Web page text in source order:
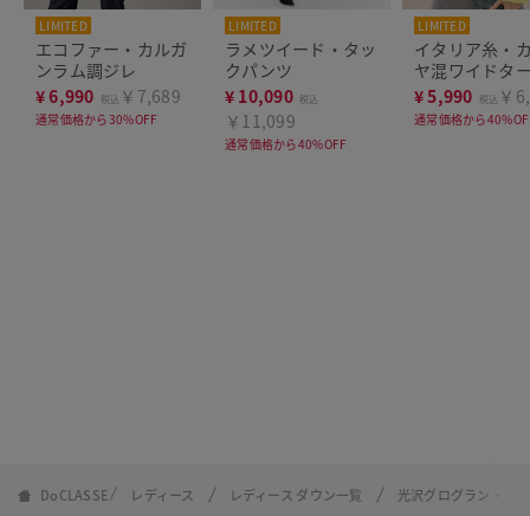
LIMITED
エコファー・カルガ
ンラム調ジレ
¥6,990 税込 ￥7,689
通常価格から30%OFF
LIMITED
ラメツイード・タッ
クパンツ
¥ 10,090 税込
￥11,099
通常価格から40%OFF
LIMITED
イタリア糸・
ヤ混ワイドタ
¥5,990 税込 ￥
通常価格から
DoCLASSE レディース レディース ダウン一覧 光沢グログラン・フ